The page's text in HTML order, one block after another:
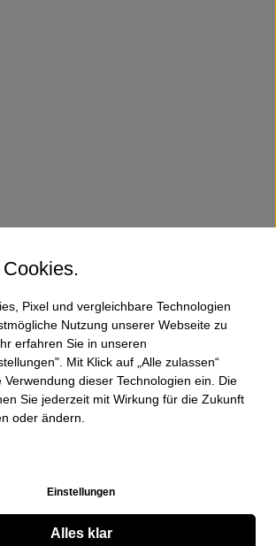
Pixel und vergleichbare Technologien
Nutzung unserer Webseite zu
erfahren Sie in unseren
Mit Klick auf „Alle zulassen“
Verwendung dieser Technologien ein. Die
Sie jederzeit mit Wirkung für die Zukunft
oder ändern.
Einstellungen
Alles klar